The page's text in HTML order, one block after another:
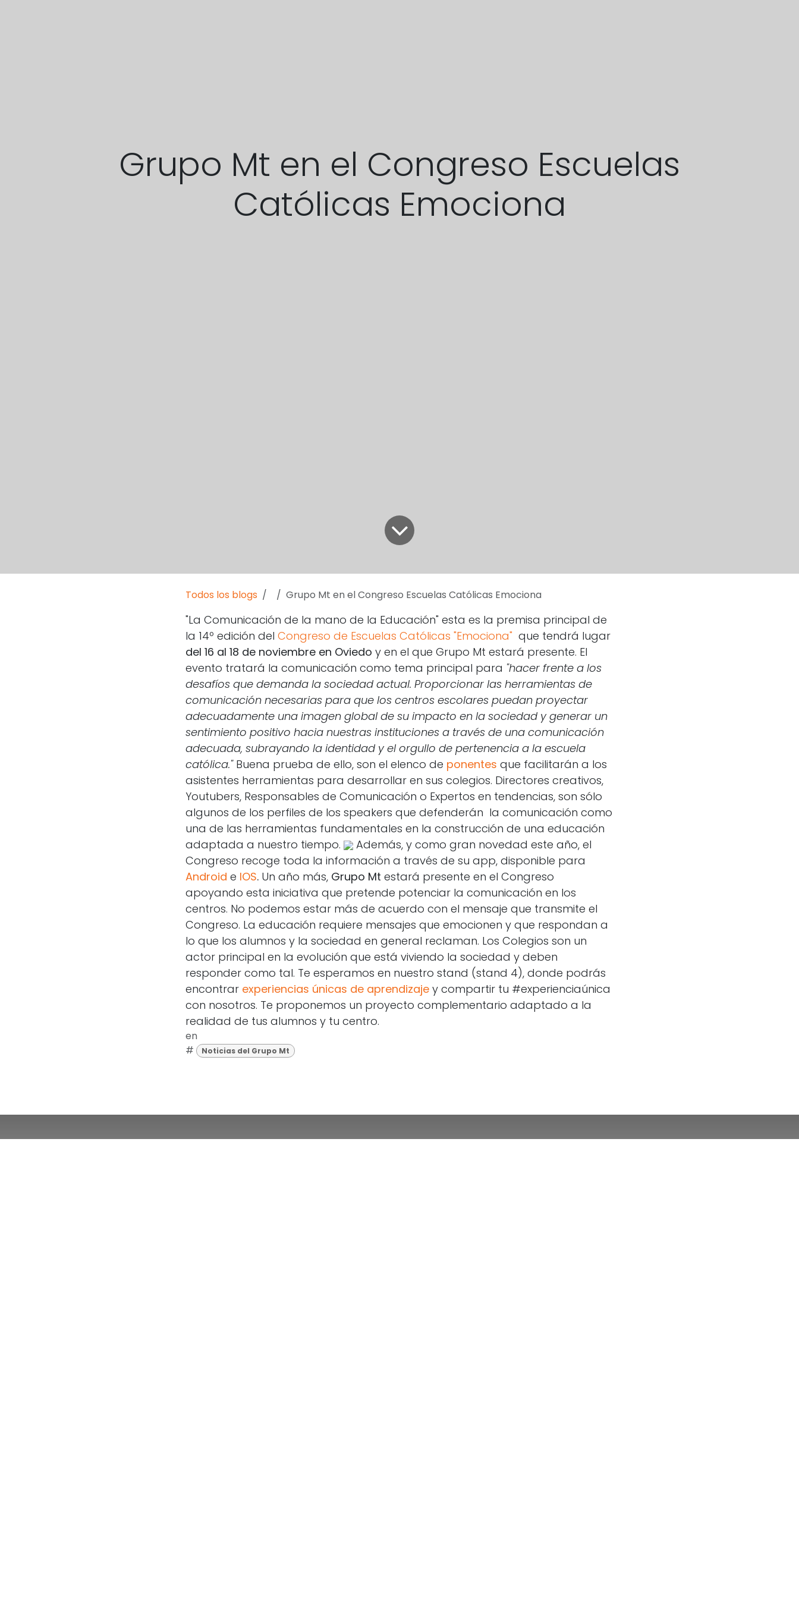
Grupo Mt en el Congreso Escuelas
Católicas Emociona
Todos los blogs Grupo Mt en el Congreso Escuelas Católicas Emociona
"La Comunicación de la mano de la Educación" esta es la premisa principal de
la 14º edición del Congreso de Escuelas Católicas "Emociona" que tendrá lugar
del 16 al 18 de noviembre en Oviedo y en el que Grupo Mt estará presente. El
evento tratará la comunicación como tema principal para "hacer frente a los
desafíos que demanda la sociedad actual. Proporcionar las herramientas de
comunicación necesarias para que los centros escolares puedan proyectar
adecuadamente una imagen global de su impacto en la sociedad y generar un
sentimiento positivo hacia nuestras instituciones a través de una comunicación
adecuada, subrayando la identidad y el orgullo de pertenencia a la escuela
católica." Buena prueba de ello, son el elenco de ponentes que facilitarán a los
asistentes herramientas para desarrollar en sus colegios. Directores creativos,
Youtubers, Responsables de Comunicación o Expertos en tendencias, son sólo
algunos de los perfiles de los speakers que defenderán la comunicación como
una de las herramientas fundamentales en la construcción de una educación
adaptada a nuestro tiempo.
Además, y como gran novedad este año, el
Congreso recoge toda la información a través de su app, disponible para
Android e IOS. Un año más, Grupo Mt estará presente en el Congreso
apoyando esta iniciativa que pretende potenciar la comunicación en los
centros. No podemos estar más de acuerdo con el mensaje que transmite el
Congreso. La educación requiere mensajes que emocionen y que respondan a
lo que los alumnos y la sociedad en general reclaman. Los Colegios son un
actor principal en la evolución que está viviendo la sociedad y deben
responder como tal. Te esperamos en nuestro stand (stand 4), donde podrás
encontrar experiencias únicas de aprendizaje y compartir tu #experienciaúnica
con nosotros. Te proponemos un proyecto complementario adaptado a la
realidad de tus alumnos y tu centro.
en
#
Noticias del Grupo Mt